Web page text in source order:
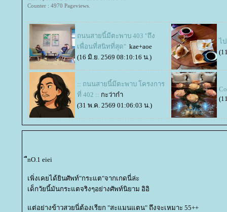
Counter : 4970 Pageviews.
ถนนสายนี้มีตะพาบ 403 "ถึง
เพื่อนที่สนิทที่สุด" kae+aoe
(16 มิ.ย. 2569 08:10:16 น.)
ไ
:: ถนนสายนี้มีตะพาบ โครงการ
ที่ 402 :: กะว่าก๋า
(31 พ.ค. 2569 01:06:03 น.)
ืnO.1 eiei
เพิ่งเคยได้ยินศัพท์"กระแต"จากเกดนี่ล่ะ
เด็กวัยนี้มันกระแตจริงๆอย่างศัพท์นิยาม อิอิ
ต่อย่างข้าวสวยนี่ต้องเรียก "สะแมนแตน" ถึงจะเหมาะ 55++